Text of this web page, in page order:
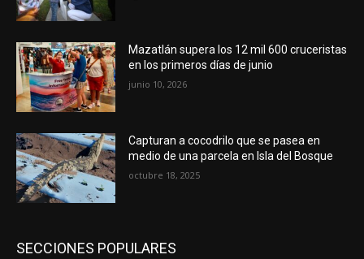
Mazatlán supera los 12 mil 600 cruceristas
en los primeros días de junio
junio 10, 2026
Capturan a cocodrilo que se pasea en
medio de una parcela en Isla del Bosque
octubre 18, 2025
SECCIONES POPULARES